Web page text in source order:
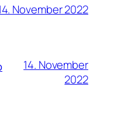
November 2022
14. November
2022